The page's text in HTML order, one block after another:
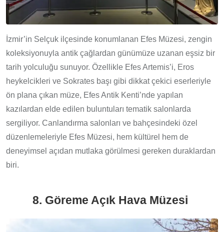
İzmir’in Selçuk ilçesinde konumlanan Efes Müzesi, zengin
koleksiyonuyla antik çağlardan günümüze uzanan eşsiz bir
tarih yolculuğu sunuyor. Özellikle Efes Artemis’i, Eros
heykelcikleri ve Sokrates başı gibi dikkat çekici eserleriyle
ön plana çıkan müze, Efes Antik Kenti’nde yapılan
kazılardan elde edilen buluntuları tematik salonlarda
sergiliyor. Canlandırma salonları ve bahçesindeki özel
düzenlemeleriyle Efes Müzesi, hem kültürel hem de
deneyimsel açıdan mutlaka görülmesi gereken duraklardan
biri.
8. Göreme Açık Hava Müzesi